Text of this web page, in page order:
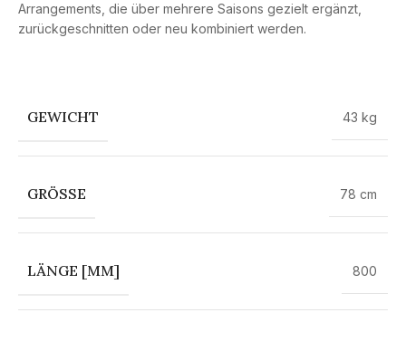
Arrangements, die über mehrere Saisons gezielt ergänzt,
zurückgeschnitten oder neu kombiniert werden.
GEWICHT 43 kg
GRÖSSE 78 cm
LÄNGE [MM] 800